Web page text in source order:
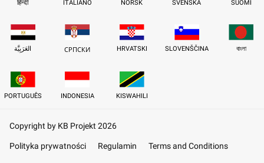
हिन्दी ITALIANO NORSK SVENSKA SUOMI
العَرَبِيَّة СРПСКИ HRVATSKI SLOVENŠČINA বাংলা
PORTUGUÊS INDONESIA KISWAHILI
Copyright by KB Projekt 2026
Polityka prywatności Regulamin Terms and Conditions